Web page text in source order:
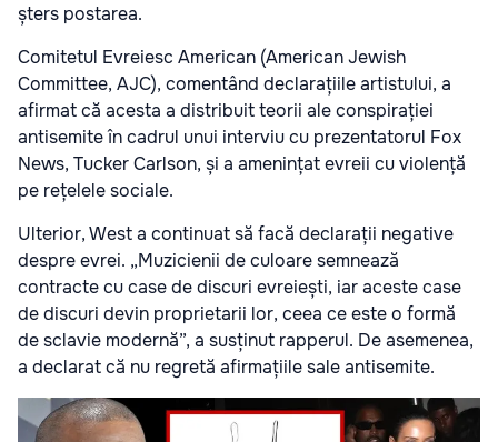
șters postarea.
Comitetul Evreiesc American (American Jewish
Committee, AJC), comentând declarațiile artistului, a
afirmat că acesta a distribuit teorii ale conspirației
antisemite în cadrul unui interviu cu prezentatorul Fox
News, Tucker Carlson, și a amenințat evreii cu violență
pe rețelele sociale.
Ulterior, West a continuat să facă declarații negative
despre evrei. „Muzicienii de culoare semnează
contracte cu case de discuri evreiești, iar aceste case
de discuri devin proprietarii lor, ceea ce este o formă
de sclavie modernă”, a susținut rapperul. De asemenea,
a declarat că nu regretă afirmațiile sale antisemite.